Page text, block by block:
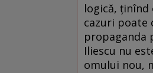
logică,
cazuri poate
propaganda
Iliescu nu
omului nou,